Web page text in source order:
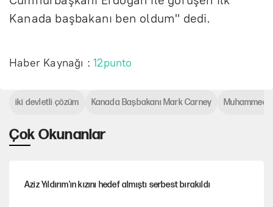
Kanada başbakanı ben oldum" dedi.
Haber Kaynağı :12punto
Çok Okunanlar
Aziz Yıldırım'ın kızını hedef almıştı serbest bırakıldı
iki devletli çözüm Kanada Başbakanı Mark Carney Muhammed